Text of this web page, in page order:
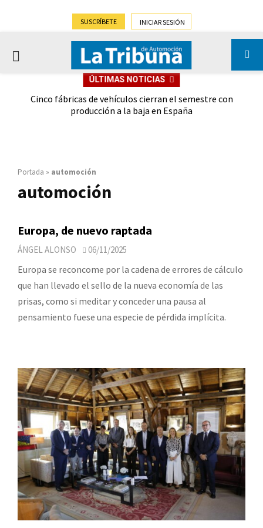
SUSCRÍBETE INICIAR SESIÓN
PRIMARY
ÚLTIMAS NOTICIAS
Cinco fábricas de vehículos cierran el semestre con
producción a la baja en España
Portada » automoción
automoción
Europa, de nuevo raptada
ÁNGEL ALONSO 06/11/2025
Europa se reconcome por la cadena de errores de cálculo
que han llevado el sello de la nueva economía de las
prisas, como si meditar y conceder una pausa al
pensamiento fuese una especie de pérdida implícita.